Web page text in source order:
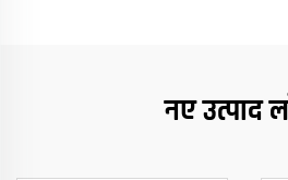
नए उत्पाद